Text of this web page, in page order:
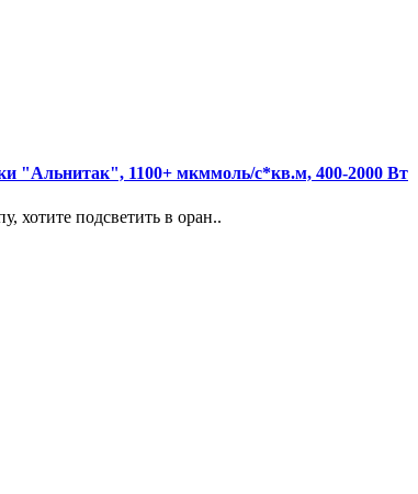
"Альнитак", 1100+ мкммоль/с*кв.м, 400-2000 Вт
хотите подсветить в оран..